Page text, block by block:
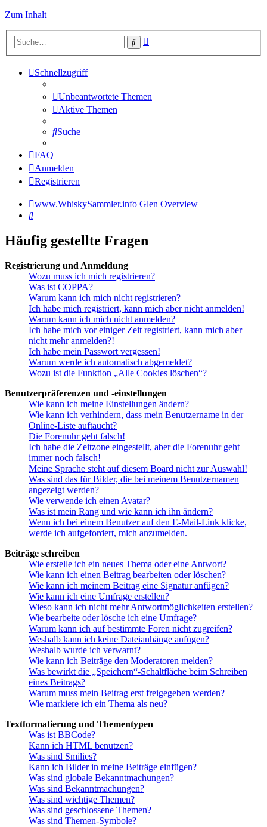
Zum Inhalt
Suche
Schnellzugriff
Unbeantwortete Themen
Aktive Themen
Suche
FAQ
Anmelden
Registrieren
www.WhiskySammler.info Glen Overview
Suche
Häufig gestellte Fragen
Registrierung und Anmeldung
Wozu muss ich mich registrieren?
Was ist COPPA?
Warum kann ich mich nicht registrieren?
Ich habe mich registriert, kann mich aber nicht anmelden!
Warum kann ich mich nicht anmelden?
Ich habe mich vor einiger Zeit registriert, kann mich aber
nicht mehr anmelden?!
Ich habe mein Passwort vergessen!
Warum werde ich automatisch abgemeldet?
Wozu ist die Funktion „Alle Cookies löschen“?
Benutzerpräferenzen und -einstellungen
Wie kann ich meine Einstellungen ändern?
Wie kann ich verhindern, dass mein Benutzername in der
Online-Liste auftaucht?
Die Forenuhr geht falsch!
Ich habe die Zeitzone eingestellt, aber die Forenuhr geht
immer noch falsch!
Meine Sprache steht auf diesem Board nicht zur Auswahl!
Was sind das für Bilder, die bei meinem Benutzernamen
angezeigt werden?
Wie verwende ich einen Avatar?
Was ist mein Rang und wie kann ich ihn ändern?
Wenn ich bei einem Benutzer auf den E-Mail-Link klicke,
werde ich aufgefordert, mich anzumelden.
Beiträge schreiben
Wie erstelle ich ein neues Thema oder eine Antwort?
Wie kann ich einen Beitrag bearbeiten oder löschen?
Wie kann ich meinem Beitrag eine Signatur anfügen?
Wie kann ich eine Umfrage erstellen?
Wieso kann ich nicht mehr Antwortmöglichkeiten erstellen?
Wie bearbeite oder lösche ich eine Umfrage?
Warum kann ich auf bestimmte Foren nicht zugreifen?
Weshalb kann ich keine Dateianhänge anfügen?
Weshalb wurde ich verwarnt?
Wie kann ich Beiträge den Moderatoren melden?
Was bewirkt die „Speichern“-Schaltfläche beim Schreiben
eines Beitrags?
Warum muss mein Beitrag erst freigegeben werden?
Wie markiere ich ein Thema als neu?
Textformatierung und Thementypen
Was ist BBCode?
Kann ich HTML benutzen?
Was sind Smilies?
Kann ich Bilder in meine Beiträge einfügen?
Was sind globale Bekanntmachungen?
Was sind Bekanntmachungen?
Was sind wichtige Themen?
Was sind geschlossene Themen?
Was sind Themen-Symbole?